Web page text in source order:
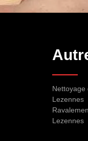
Nettoyage
Lezennes
Lezennes